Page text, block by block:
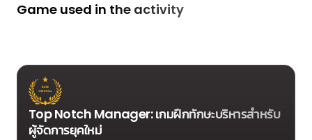
Game used in the activity
Top Notch Manager: เกมฝึกทักษะบริหารสำหรับ
ผู้จัดการยุคใหม่